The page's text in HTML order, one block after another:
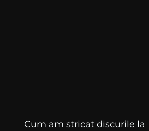
Cum am stricat discurile